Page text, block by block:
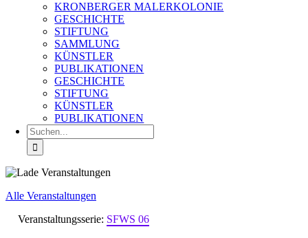
KRONBERGER MALERKOLONIE
GESCHICHTE
STIFTUNG
SAMMLUNG
KÜNSTLER
PUBLIKATIONEN
GESCHICHTE
STIFTUNG
KÜNSTLER
PUBLIKATIONEN
Suche
nach:
Alle Veranstaltungen
Veranstaltungsserie: SFWS 06